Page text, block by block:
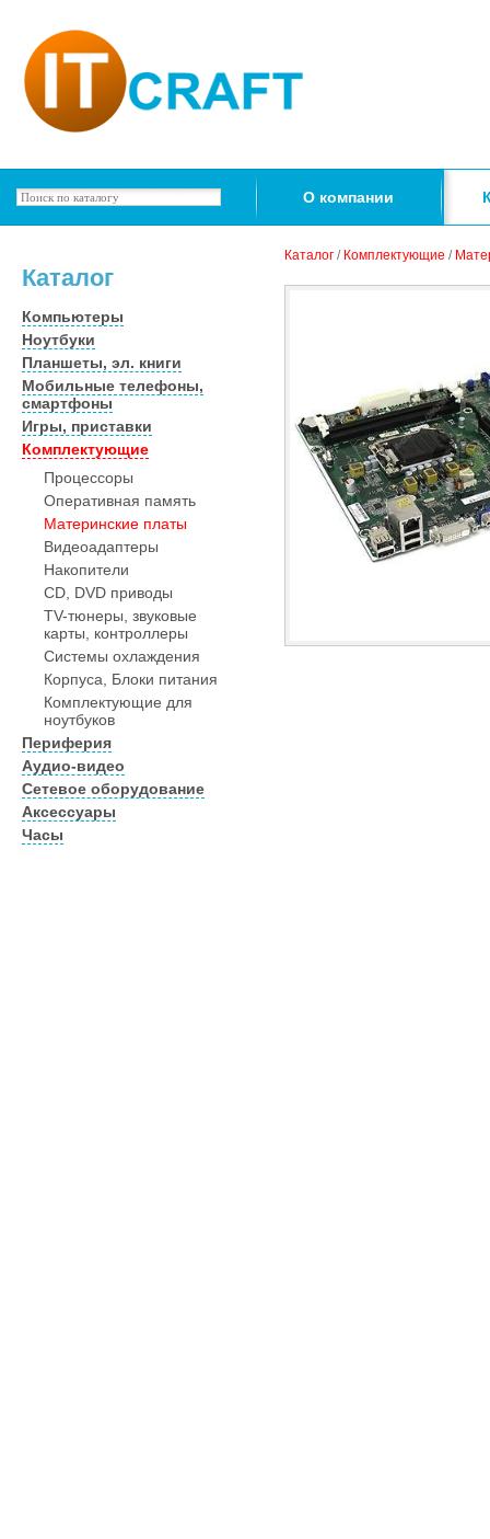
О компании
Каталог
Компьютеры
Ноутбуки
Планшеты, эл. книги
Мобильные телефоны,
смартфоны
Игры, приставки
Комплектующие
Процессоры
Оперативная память
Материнские платы
Видеоадаптеры
Накопители
CD, DVD приводы
TV-тюнеры, звуковые
карты, контроллеры
Системы охлаждения
Корпуса, Блоки питания
Комплектующие для
ноутбуков
Периферия
Аудио-видео
Сетевое оборудование
Аксессуары
Часы
Каталог / Комплектующие /